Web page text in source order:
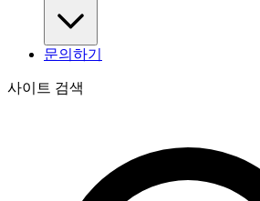
문의하기
사이트 검색